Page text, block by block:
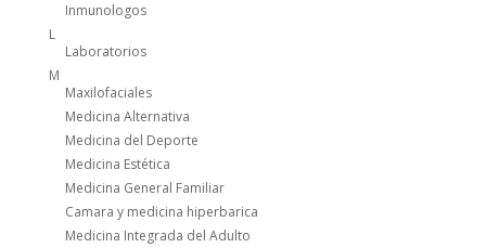
Inmunologos
L
Laboratorios
M
Maxilofaciales
Medicina Alternativa
Medicina del Deporte
Medicina Estética
Medicina General Familiar
Camara y medicina hiperbarica
Medicina Integrada del Adulto